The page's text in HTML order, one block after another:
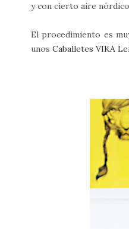
y con cierto aire
El procedimiento es
unos Caballetes VIKA